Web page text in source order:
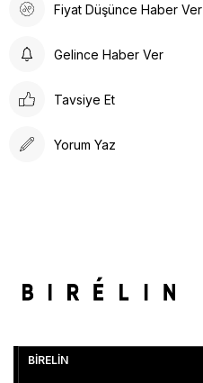
Fiyat Düşünce Haber Ver
Gelince Haber Ver
Tavsiye Et
Yorum Yaz
BİRELİN